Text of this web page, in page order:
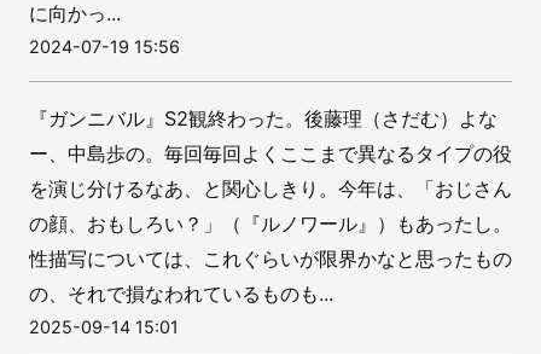
に向かっ...
2024-07-19 15:56
『ガンニバル』S2観終わった。後藤理（さだむ）よな
ー、中島歩の。毎回毎回よくここまで異なるタイプの役
を演じ分けるなあ、と関心しきり。今年は、「おじさん
の顔、おもしろい？」（『ルノワール』）もあったし。
性描写については、これぐらいが限界かなと思ったもの
の、それで損なわれているものも...
2025-09-14 15:01